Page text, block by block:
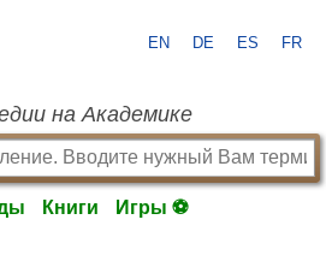
EN DE ES FR
на Академике
Книги Игры ⚽